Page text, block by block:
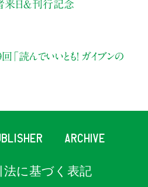
来日＆刊行記念
「読んでいいとも！ ガイブンの
ARCHIVE
法に基づく表記